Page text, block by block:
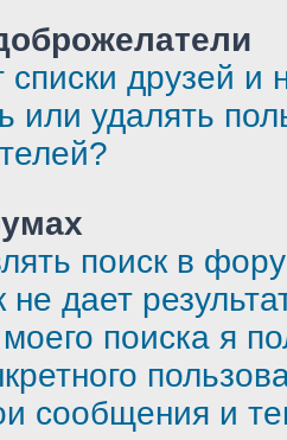
списки друзей и
или удалять
поиск в
дает
поиска я
сообщения и